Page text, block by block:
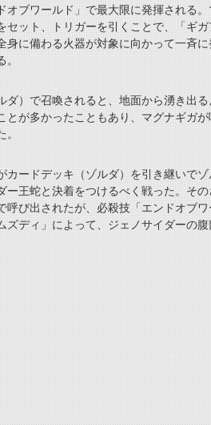
ブワールド」で最大限に発揮される
ット、トリガーを引くことで、「ギガ
に備わる火器が対象に向かって一斉に
）で召喚されると、地面から湧き出る
が多かったこともあり、マグナギガ
ードデッキ（ゾルダ）を引き継いで
王蛇と決着をつけるべく戦った。そ
び出されたが、必殺技「エンドオブ
ディ」によって、ジェノサイダーの腹